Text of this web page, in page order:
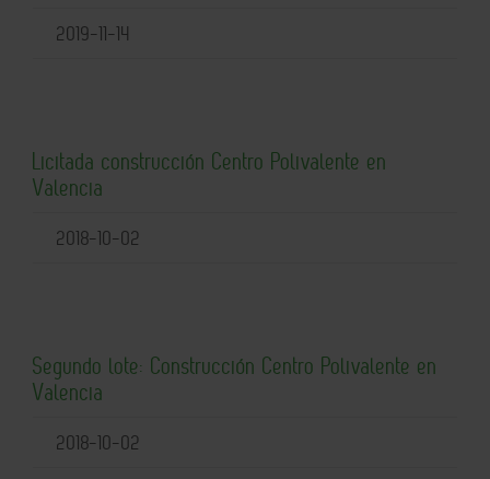
2019-11-14
Licitada construcción Centro Polivalente en
Valencia
2018-10-02
Segundo lote: Construcción Centro Polivalente en
Valencia
2018-10-02